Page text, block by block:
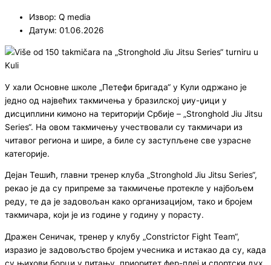
Извор: Q media
Датум: 01.06.2026
У хали Основне школе „Петефи бригада“ у Кули одржано је
једно од највећих такмичења у бразилској џиу-џици у
дисциплини кимоно на територији Србије – „Stronghold Jiu Jitsu
Series“. На овом такмичењу учествовали су такмичари из
читавог региона и шире, а биле су заступљене све узрасне
категорије.
Дејан Тешић, главни тренер клуба „Stronghold Jiu Jitsu Series“,
рекао је да су припреме за такмичење протекле у најбољем
реду, те да је задовољан како организацијом, тако и бројем
такмичара, који је из године у годину у порасту.
Дражен Сеничак, тренер у клубу „Constrictor Fight Team“,
изразио је задовољство бројем учесника и истакао да су, када